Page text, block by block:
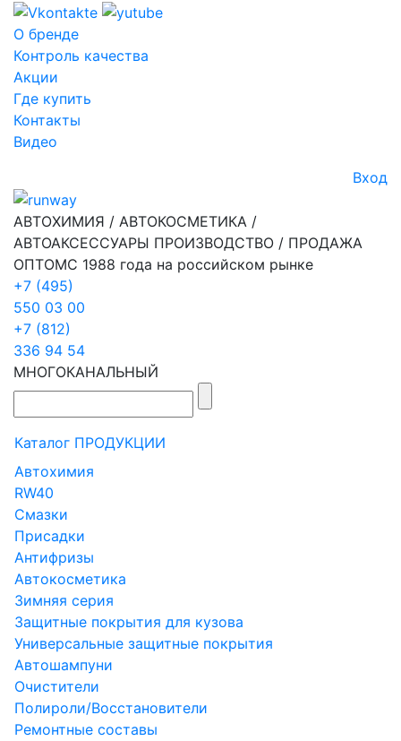
О бренде
Контроль качества
Акции
Где купить
Контакты
Видео
Вход
АВТОХИМИЯ / АВТОКОСМЕТИКА /
АВТОАКСЕССУАРЫ ПРОИЗВОДСТВО / ПРОДАЖА
ОПТОМС 1988 года на российском рынке
+7 (495)
550 03 00
+7 (812)
336 94 54
МНОГОКАНАЛЬНЫЙ
Каталог ПРОДУКЦИИ
Автохимия
RW40
Смазки
Присадки
Антифризы
Автокосметика
Зимняя серия
Защитные покрытия для кузова
Универсальные защитные покрытия
Автошампуни
Очистители
Полироли/Восстановители
Ремонтные составы